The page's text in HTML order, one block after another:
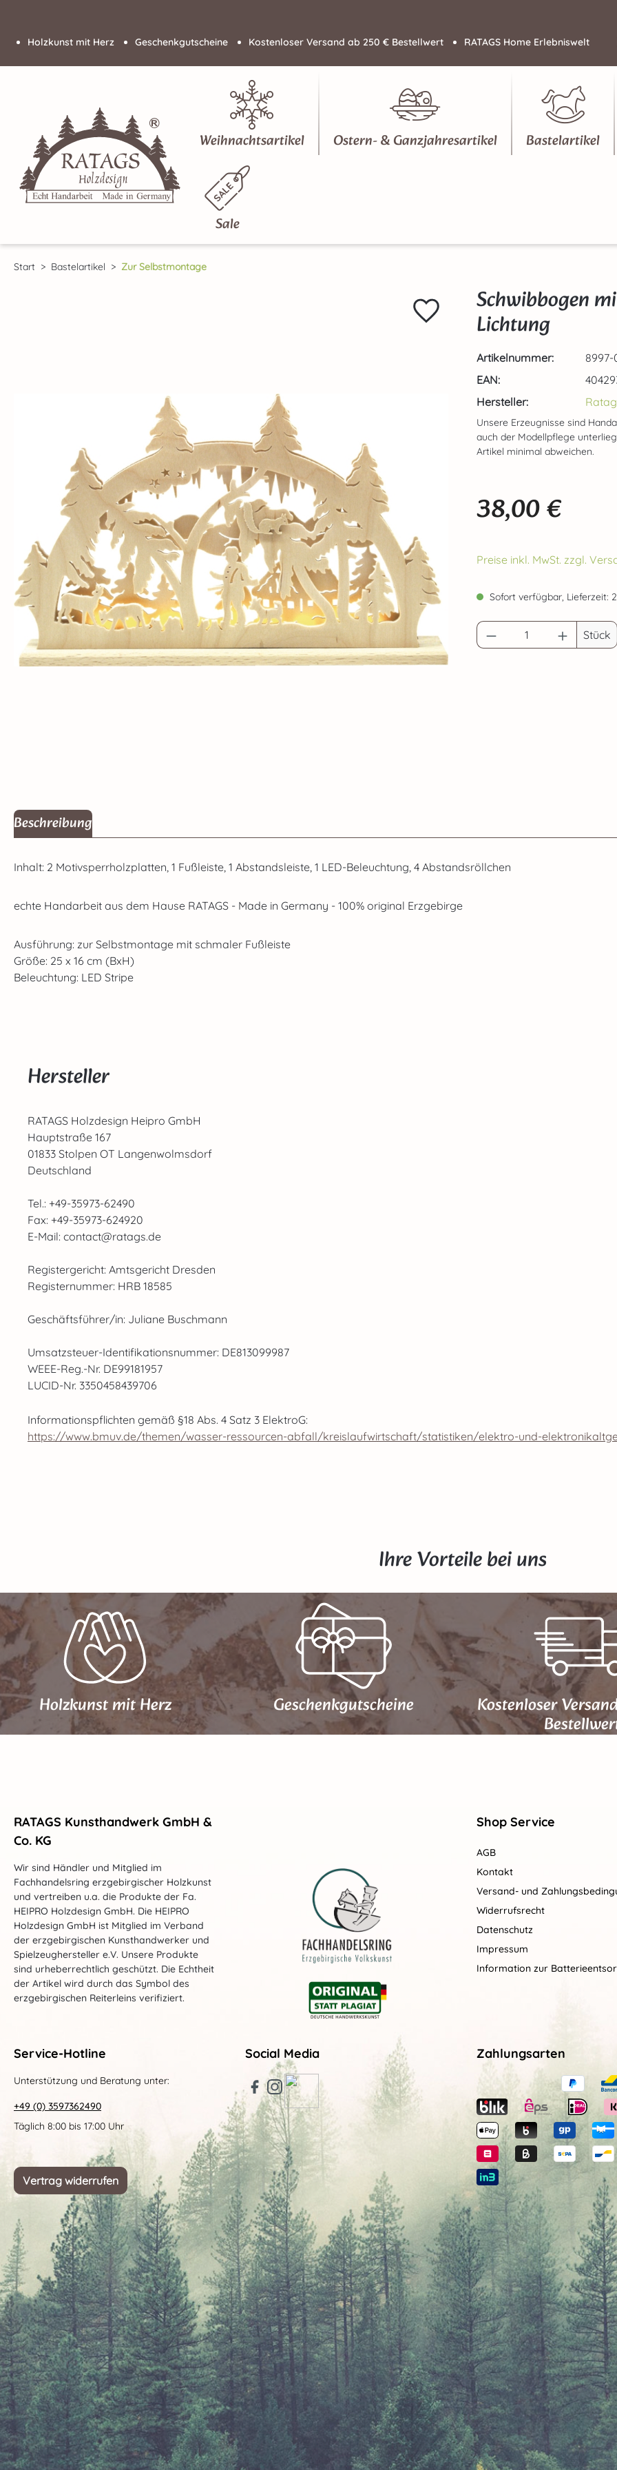
Holzkunst mit Herz Geschenkgutscheine Kostenloser Versand ab 250 € Bestellwert RATAGS Home Erlebniswelt
Weihnachtsartikel Ostern- & Ganzjahresartikel Bastelartikel
Sale
Start Bastelartikel Zur Selbstmontage
Schwibbogen
Lichtung
Artikelnummer:
8997-
EAN:
Hersteller:
Unsere Erzeugnisse sind
auch der Modellpflege
Artikel minimal abweichen.
Regulärer Preis:
38,00 €
Preise inkl. MwSt. zzgl.
Sofort verfügbar, Lieferzeit:
Produkt Anzahl:
Stück
Beschreibung
Inhalt: 2 Motivsperrholzplatten, 1 Fußleiste, 1 Abstandsleiste, 1 LED-Beleuchtung, 4 Abstandsröllchen
echte Handarbeit aus dem Hause RATAGS - Made in Germany - 100% original Erzgebirge
Ausführung: zur Selbstmontage mit schmaler Fußleiste
Größe: 25 x 16 cm (BxH)
Beleuchtung: LED Stripe
Hersteller
RATAGS Holzdesign Heipro GmbH
Hauptstraße 167
01833 Stolpen OT Langenwolmsdorf
Deutschland
Tel.: +49-35973-62490
Fax: +49-35973-624920
E-Mail: contact@ratags.de
Registergericht: Amtsgericht Dresden
Registernummer: HRB 18585
Geschäftsführer/in: Juliane Buschmann
Umsatzsteuer-Identifikationsnummer: DE813099987
WEEE-Reg.-Nr. DE99181957
LUCID-Nr. 3350458439706
Informationspflichten gemäß §18 Abs. 4 Satz 3 ElektroG:
https://www.bmuv.de/themen/wasser-ressourcen-abfall/kreislaufwirtschaft/statistiken/elektro-und-
Ihre Vorteile bei uns
Holzkunst mit Herz Geschenk­gutscheine Kostenloser
RATAGS Kunsthandwerk GmbH &
Co. KG
Wir sind Händler und Mitglied im
Fachhandelsring erzgebirgischer Holzkunst
und vertreiben u.a. die Produkte der Fa.
HEIPRO Holzdesign GmbH. Die HEIPRO
Holzdesign GmbH ist Mitglied im Verband
der erzgebirgischen Kunsthandwerker und
Spielzeughersteller e.V. Unsere Produkte
sind urheberrechtlich geschützt. Die Echtheit
der Artikel wird durch das Symbol des
erzgebirgischen Reiterleins verifiziert.
Shop Service
AGB
Kontakt
Versand- und
Widerrufsrecht
Datenschutz
Impressum
Information zur
Service-Hotline
Unterstützung und Beratung unter:
+49 (0) 3597362490
Täglich 8:00 bis 17:00 Uhr
Vertrag widerrufen
Social Media Zahlungsarten